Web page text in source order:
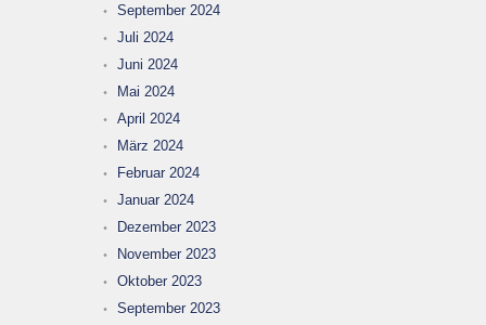
September 2024
Juli 2024
Juni 2024
Mai 2024
April 2024
März 2024
Februar 2024
Januar 2024
Dezember 2023
November 2023
Oktober 2023
September 2023